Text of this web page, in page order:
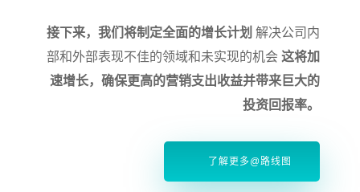
接下来，我们将制定全面的增长计划 解决公司内
部和外部表现不佳的领域和未实现的机会 这将加
速增长，确保更高的营销支出收益并带来巨大的
投资回报率。
了解更多@路线图